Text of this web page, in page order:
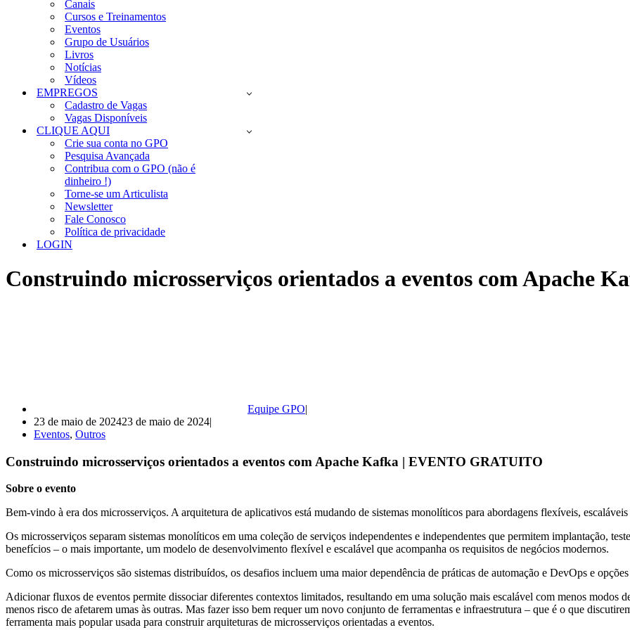
Canais
Cursos e Treinamentos
Eventos
Grupo de Usuários
Livros
Notícias
Vídeos
EMPREGOS
Cadastro de Vagas
Vagas Disponíveis
CLIQUE AQUI
Crie sua conta no GPO
Pesquisa Avançada
Contribua com o GPO (não é
dinheiro !)
Torne-se um Articulista
Newsletter
Fale Conosco
Política de privacidade
LOGIN
Construindo microsserviços orientados a eventos com Apache
Equipe GPO
23 de maio de 202423 de maio de 2024
Eventos, Outros
Construindo microsserviços orientados a eventos com Apache Kafka | EVENTO GRATUITO
Sobre o evento
Bem-vindo à era dos microsserviços. A arquitetura de aplicativos está mudando de sistemas monolíticos para abordagens flexíveis,
Os microsserviços separam sistemas monolíticos em uma coleção de serviços independentes e independentes que permitem implantação,
benefícios – o mais importante, um modelo de desenvolvimento flexível e escalável que acompanha os requisitos de negócios modernos.
Como os microsserviços são sistemas distribuídos, os desafios incluem uma maior dependência de práticas de automação e DevOps e
Adicionar fluxos de eventos permite dissociar diferentes contextos limitados, resultando em uma solução mais escalável com menos modos
menos risco de afetarem umas às outras. Mas fazer isso bem requer um novo conjunto de ferramentas e infraestrutura – que é o que
ferramenta mais popular usada para construir arquiteturas de microsserviços orientadas a eventos.